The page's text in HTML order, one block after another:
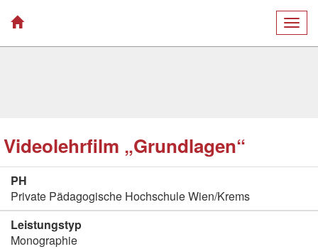
Videolehrfilm „Grundlagen“
PH
Private Pädagogische Hochschule Wien/Krems
Leistungstyp
Monographie